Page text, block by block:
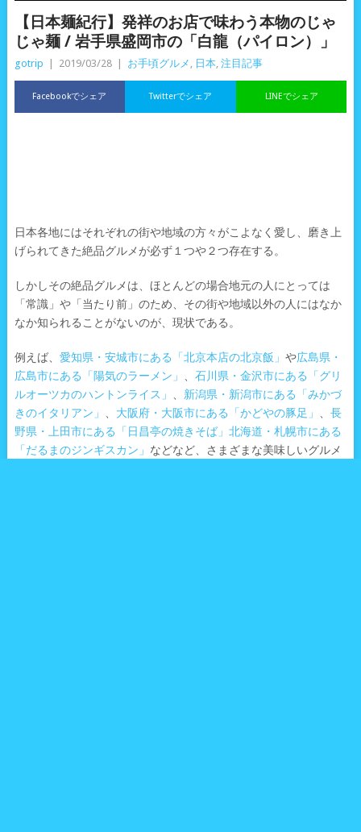
【日本麺紀行】発祥のお店で味わう本物のじゃ
じゃ麺 / 岩手県盛岡市の「白龍（パイロン）」
gotrip 2019/03/28 お手頃グルメ 日本, 注目記事
Facebookでシェア LINEでシェア
Twitterでシェア
日本各地にはそれぞれの街や地域の方々がこよなく愛し、磨き上
げられてきた絶品グルメが必ず１つや２つ存在する。
しかしその絶品グルメは、ほとんどの場合地元の人にとっては
「常識」や「当たり前」のため、その街や地域以外の人にはなか
なか知られることがないのが、現状である。
例えば、 愛知県・安城市にある「北京本店の北京飯」 や広島県・
広島市にある「陽気のラーメン」
石川県・金沢市にある「グリ
ルオーツカのハントンライス」
新潟県・新潟市にある「みかづ
きのイタリアン」
大阪府・大阪市にある「かどやの豚足」
長
野県・上田市にある「日昌亭の焼きそば」 北海道・札幌市にある
「だるまのジンギスカン」 などなど、さまざまな美味しいグルメ